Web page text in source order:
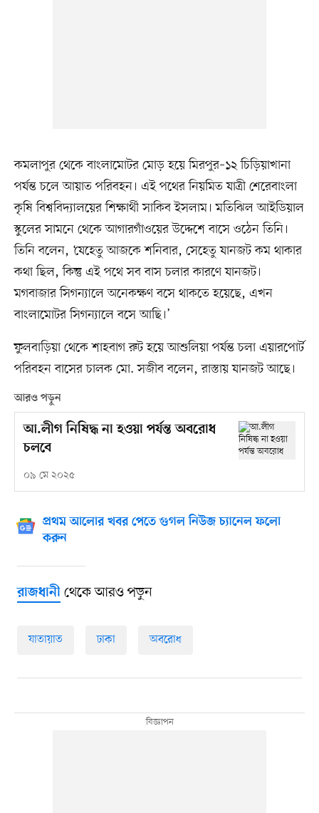
কমলাপুর থেকে বাংলামোটর মোড় হয়ে মিরপুর–১২ চিড়িয়াখানা
পর্যন্ত চলে আয়াত পরিবহন। এই পথের নিয়মিত যাত্রী শেরেবাংলা
কৃষি বিশ্ববিদ্যালয়ের শিক্ষার্থী সাকিব ইসলাম। মতিঝিল আইডিয়াল
স্কুলের সামনে থেকে আগারগাঁওয়ের উদ্দেশে বাসে ওঠেন তিনি।
তিনি বলেন, ‘যেহেতু আজকে শনিবার, সেহেতু যানজট কম থাকার
কথা ছিল, কিন্তু এই পথে সব বাস চলার কারণে যানজট।
মগবাজার সিগন্যালে অনেকক্ষণ বসে থাকতে হয়েছে, এখন
বাংলামোটর সিগন্যালে বসে আছি।’
ফুলবাড়িয়া থেকে শাহবাগ রুট হয়ে আশুলিয়া পর্যন্ত চলা এয়ারপোর্ট
পরিবহন বাসের চালক মো. সজীব বলেন, রাস্তায় যানজট আছে।
আরও পড়ুন
আ.লীগ নিষিদ্ধ না হওয়া পর্যন্ত অবরোধ
চলবে
০৯ মে ২০২৫
প্রথম আলোর খবর পেতে গুগল নিউজ চ্যানেল ফলো
করুন
রাজধানীথেকে আরও পড়ুন
যাতায়াত ঢাকা অবরোধ